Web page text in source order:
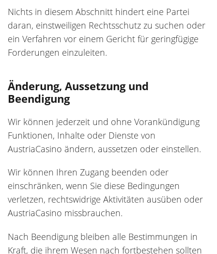
Nichts in diesem Abschnitt hindert eine Partei
daran, einstweiligen Rechtsschutz zu suchen oder
ein Verfahren vor einem Gericht für geringfügige
Forderungen einzuleiten.
Änderung, Aussetzung und
Beendigung
Wir können jederzeit und ohne Vorankündigung
Funktionen, Inhalte oder Dienste von
AustriaCasino ändern, aussetzen oder einstellen.
Wir können Ihren Zugang beenden oder
einschränken, wenn Sie diese Bedingungen
verletzen, rechtswidrige Aktivitäten ausüben oder
AustriaCasino missbrauchen.
Nach Beendigung bleiben alle Bestimmungen in
Kraft, die ihrem Wesen nach fortbestehen sollten